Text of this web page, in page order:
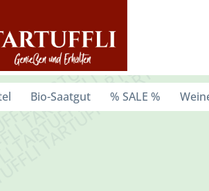
Bio-Saatgut % SALE %